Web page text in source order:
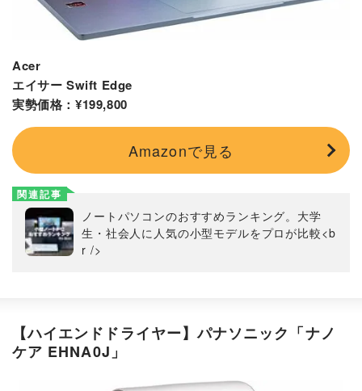
Acer
エイサー Swift Edge
実勢価格：¥199,800
Amazonで見る
関連記事
ノートパソコンのおすすめランキング。大学
生・社会人に人気の小型モデルをプロが比較<b
r />
【ハイエンドドライヤー】パナソニック「ナノ
ケア EHNA0J」